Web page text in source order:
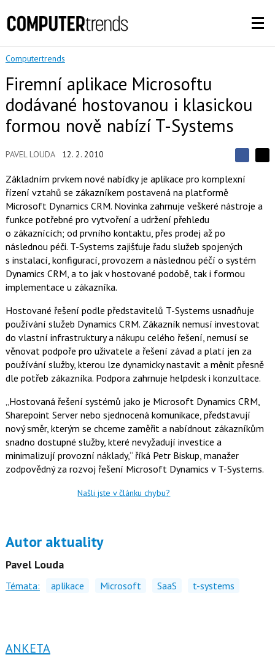
Computertrends
Firemní aplikace Microsoftu
dodávané hostovanou i klasickou
formou nově nabízí T-Systems
PAVEL LOUDA 12. 2. 2010
S
d
l
t
S
í
j
F
a
c
o
u
j
Základním prvkem nové nabídky je aplikace pro komplexní
řízení vztahů se zákazníkem postavená na platformě
Microsoft Dynamics CRM. Novinka zahrnuje veškeré nástroje a
funkce potřebné pro vytvoření a udržení přehledu
o zákaznících; od prvního kontaktu, přes prodej až po
následnou péči. T-Systems zajišťuje řadu služeb spojených
s instalací, konfigurací, provozem a následnou péčí o systém
Dynamics CRM, a to jak v hostované podobě, tak i formou
implementace u zákazníka.
Hostované řešení podle představitelů T-Systems usnadňuje
používání služeb Dynamics CRM. Zákazník nemusí investovat
do vlastní infrastruktury a nákupu celého řešení, nemusí se
věnovat podpoře pro uživatele a řešení závad a platí jen za
používání služby, kterou lze dynamicky nastavit a měnit přesně
dle potřeb zákazníka. Podpora zahrnuje helpdesk i konzultace.
„Hostovaná řešení systémů jako je Microsoft Dynamics CRM,
Sharepoint Server nebo sjednocená komunikace, představují
nový směr, kterým se chceme zaměřit a nabídnout zákazníkům
snadno dostupné služby, které nevyžadují investice a
minimalizují provozní náklady,“ říká Petr Biskup, manažer
zodpovědný za rozvoj řešení Microsoft Dynamics v T-Systems.
Našli jste v článku chybu?
Autor aktuality
Pavel Louda
Témata: aplikace Microsoft SaaS t-systems
ANKETA